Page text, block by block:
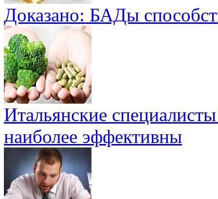
Доказано: БАДы
Итальянские
наиболее эффективны